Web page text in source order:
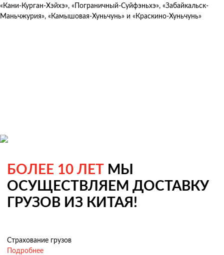
«Кани-Курган-Хэйхэ», «Пограничный-Суйфэньхэ», «Забайкальск-
Маньчжурия», «Камышовая-Хуньчунь» и «Краскино-Хуньчунь»
БОЛЕЕ 10 ЛЕТ МЫ
ОСУЩЕСТВЛЯЕМ ДОСТАВКУ
ГРУЗОВ ИЗ КИТАЯ!
Страхование грузов
Подробнее